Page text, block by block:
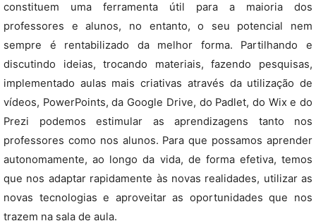
constituem uma ferramenta útil para a maioria dos
professores e alunos, no entanto, o seu potencial nem
sempre é rentabilizado da melhor forma. Partilhando e
discutindo ideias, trocando materiais, fazendo pesquisas,
implementado aulas mais criativas através da utilização de
vídeos, PowerPoints, da Google Drive, do Padlet, do Wix e do
Prezi podemos estimular as aprendizagens tanto nos
professores como nos alunos. Para que possamos aprender
autonomamente, ao longo da vida, de forma efetiva, temos
que nos adaptar rapidamente às novas realidades, utilizar as
novas tecnologias e aproveitar as oportunidades que nos
trazem na sala de aula.